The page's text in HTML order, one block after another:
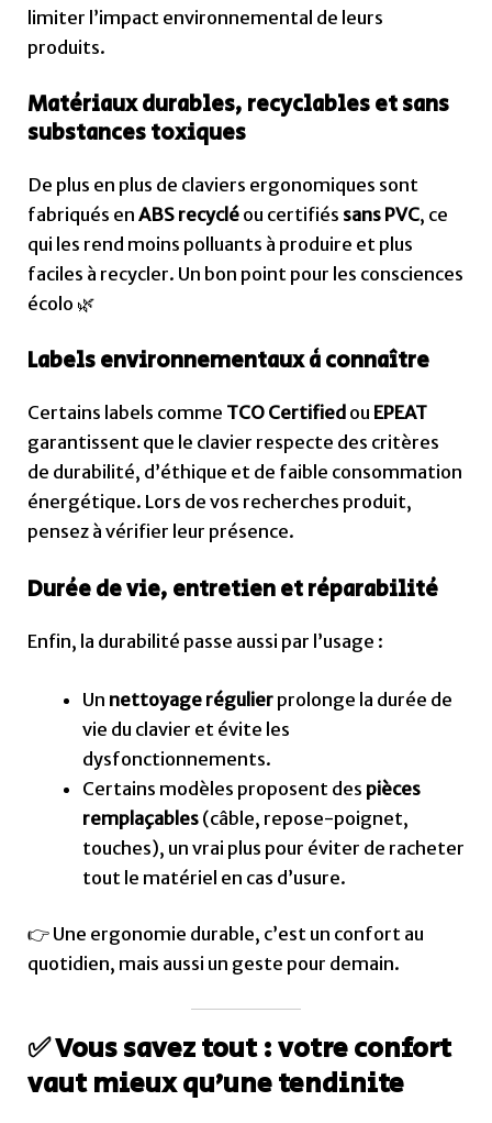
limiter l’impact environnemental de leurs
produits.
Matériaux durables, recyclables et sans
substances toxiques
De plus en plus de claviers ergonomiques sont
fabriqués enABS recyclé ou certifiés sans PVC, ce
qui les rend moins polluants à produire et plus
faciles à recycler. Un bon point pour les consciences
écolo 🌿
Labels environnementaux à connaître
Certains labels comme TCO Certified ou EPEAT
garantissent que le clavier respecte des critères
de durabilité, d’éthique et de faible consommation
énergétique. Lors de vos recherches produit,
pensez à vérifier leur présence.
Durée de vie, entretien et réparabilité
Enfin, la durabilité passe aussi par l’usage :
Un nettoyage régulierprolonge la durée de
vie du clavier et évite les
dysfonctionnements.
Certains modèles proposent des pièces
remplaçables(câble, repose-poignet,
touches), un vrai plus pour éviter de racheter
tout le matériel en cas d’usure.
👉 Une ergonomie durable, c’est un confort au
quotidien, mais aussi un geste pour demain.
✅ Vous savez tout : votre confort
vaut mieux qu’une tendinite